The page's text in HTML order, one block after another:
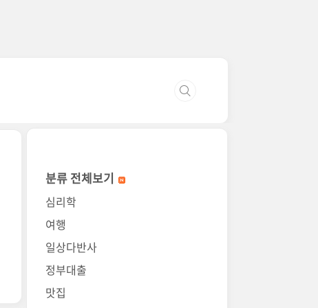
분류 전체보기
심리학
여행
일상다반사
정부대출
맛집